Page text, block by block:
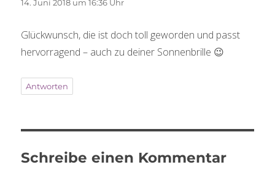
14. Juni 2018 um 16:36 Uhr
Glückwunsch, die ist doch toll geworden und passt
hervorragend – auch zu deiner Sonnenbrille 😉
Antworten
Schreibe einen Kommentar